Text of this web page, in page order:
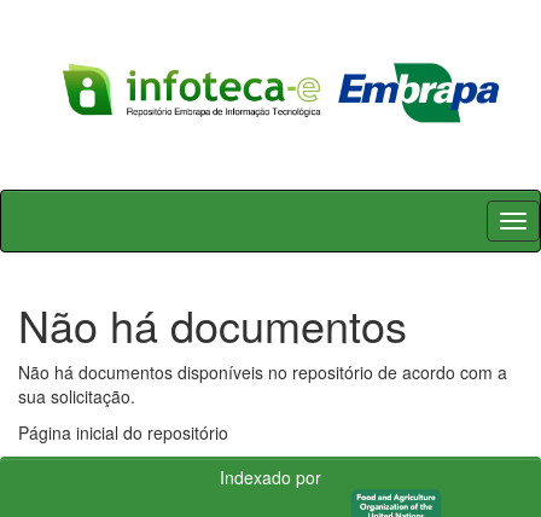
Skip
Não há documentos
Não há documentos disponíveis no repositório de acordo com a
sua solicitação.
Página inicial do repositório
Indexado por